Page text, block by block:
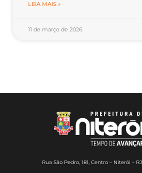
LEIA MAIS »
11 de março de 2026
Rua São Pedro, 181, Centro – Niterói – RJ